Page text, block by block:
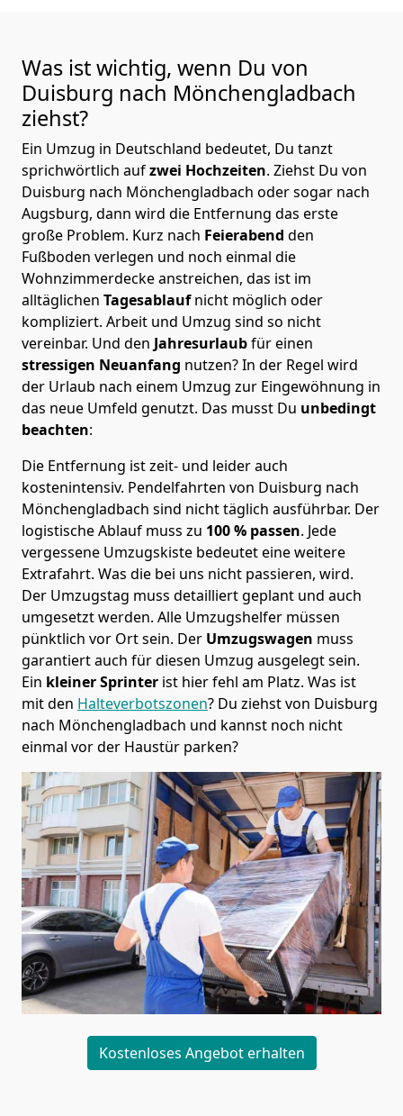
Was ist wichtig, wenn Du von
Duisburg nach Mönchen­gladbach
ziehst?
Ein Umzug in Deutschland bedeutet, Du tanzt
sprichwörtlich aufzwei Hochzeiten. Ziehst Du von
Duisburg nach Mönchen­gladbach oder sogar nach
Augsburg, dann wird die Entfernung das erste
große Problem. Kurz nach Feierabend den
Fußboden verlegen und noch einmal die
Wohnzimmerdecke anstreichen, das ist im
alltäglichen Tagesablaufnicht möglich oder
kompliziert. Arbeit und Umzug sind so nicht
vereinbar. Und den Jahresurlaubfür einen
stressigen Neuanfang nutzen? In der Regel wird
der Urlaub nach einem Umzug zur Eingewöhnung in
das neue Umfeld genutzt. Das musst Du unbedingt
beachten:
Die Entfernung ist zeit- und leider auch
kostenintensiv. Pendelfahrten von Duisburg nach
Mönchen­gladbach sind nicht täglich ausführbar. Der
logistische Ablauf muss zu 100 % passen. Jede
vergessene Umzugskiste bedeutet eine weitere
Extrafahrt. Was die bei uns nicht passieren, wird.
Der Umzugstag muss detailliert geplant und auch
umgesetzt werden. Alle Umzugshelfer müssen
pünktlich vor Ort sein. Der Umzugswagen muss
garantiert auch für diesen Umzug ausgelegt sein.
Ein kleiner Sprinter ist hier fehl am Platz. Was ist
mit den Halteverbotszonen? Du ziehst von Duisburg
nach Mönchen­gladbach und kannst noch nicht
einmal vor der Haustür parken?
Kostenloses Angebot erhalten